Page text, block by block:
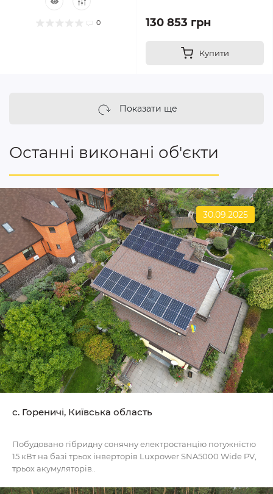
0 130 853 грн
Купити
Показати ще
Останні виконані об'єкти
30.09.2025
c. Гореничі, Київська область
Побудовано гібридну сонячну електростанцію потужністю
15 кВт на базі трьох інверторів Luxpower SNA5000 Wide PV,
трьох акумуляторів..